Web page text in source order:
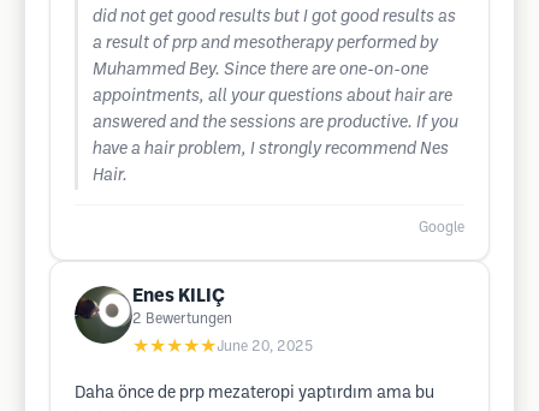
did not get good results but I got good results as
a result of prp and mesotherapy performed by
Muhammed Bey. Since there are one-on-one
appointments, all your questions about hair are
answered and the sessions are productive. If you
have a hair problem, I strongly recommend Nes
Hair.
Google
Enes KILIÇ
2 Bewertungen
★★★★★June 20, 2025
Daha önce de prp mezateropi yaptırdım ama bu